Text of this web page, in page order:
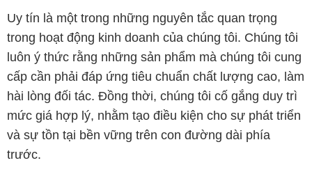
Uy tín là một trong những nguyên tắc quan trọng
trong hoạt động kinh doanh của chúng tôi. Chúng tôi
luôn ý thức rằng những sản phẩm mà chúng tôi cung
cấp cần phải đáp ứng tiêu chuẩn chất lượng cao, làm
hài lòng đối tác. Đồng thời, chúng tôi cố gắng duy trì
mức giá hợp lý, nhằm tạo điều kiện cho sự phát triển
và sự tồn tại bền vững trên con đường dài phía
trước.